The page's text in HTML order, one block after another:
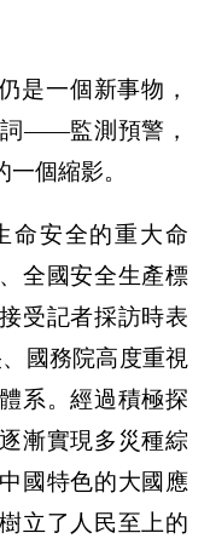
是一個新事物，
——監測預警，
個縮影。
命安全的重大命
全國安全生產標
受記者採訪時表
國務院高度重視
系。經過積極探
漸實現多災種綜
國特色的大國應
立了人民至上的